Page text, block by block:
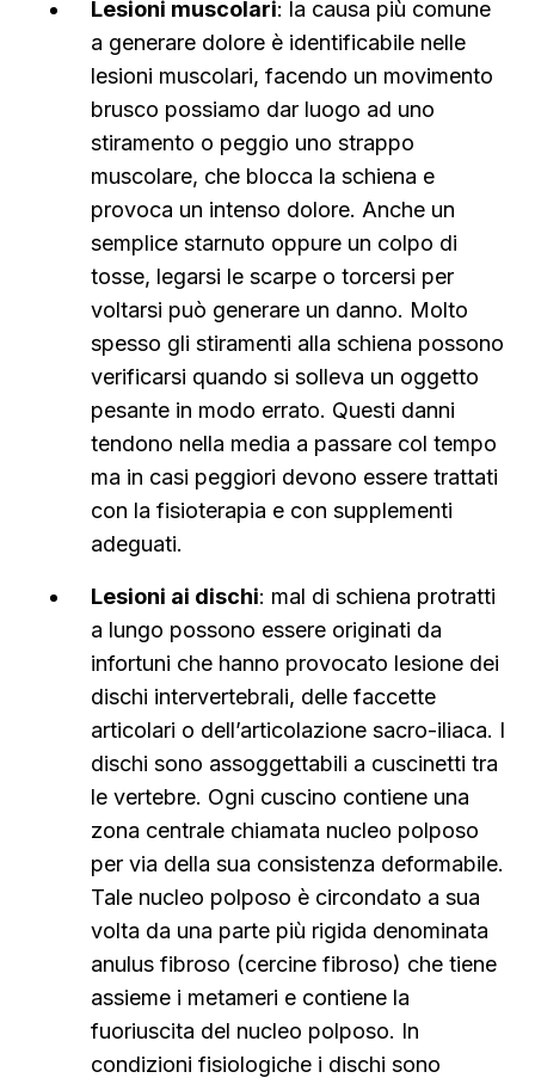
Lesioni muscolari: la causa più comune
a generare dolore è identificabile nelle
lesioni muscolari, facendo un movimento
brusco possiamo dar luogo ad uno
stiramento o peggio uno strappo
muscolare, che blocca la schiena e
provoca un intenso dolore. Anche un
semplice starnuto oppure un colpo di
tosse, legarsi le scarpe o torcersi per
voltarsi può generare un danno. Molto
spesso gli stiramenti alla schiena possono
verificarsi quando si solleva un oggetto
pesante in modo errato. Questi danni
tendono nella media a passare col tempo
ma in casi peggiori devono essere trattati
con la fisioterapia e con supplementi
adeguati.
Lesioni ai dischi: mal di schiena protratti
a lungo possono essere originati da
infortuni che hanno provocato lesione dei
dischi intervertebrali, delle faccette
articolari o dell’articolazione sacro-iliaca. I
dischi sono assoggettabili a cuscinetti tra
le vertebre. Ogni cuscino contiene una
zona centrale chiamata nucleo polposo
per via della sua consistenza deformabile.
Tale nucleo polposo è circondato a sua
volta da una parte più rigida denominata
anulus fibroso (cercine fibroso) che tiene
assieme i metameri e contiene la
fuoriuscita del nucleo polposo. In
condizioni fisiologiche i dischi sono